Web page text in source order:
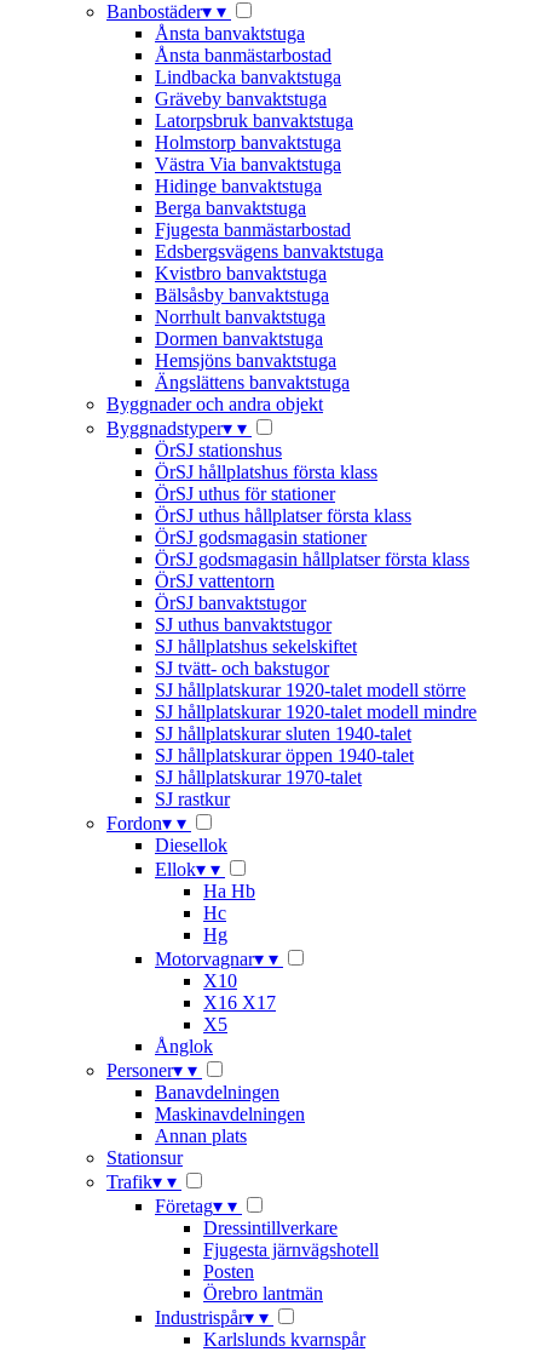
Banbostäder▾ ▾
Ånsta banvaktstuga
Ånsta banmästarbostad
Lindbacka banvaktstuga
Gräveby banvaktstuga
Latorpsbruk banvaktstuga
Holmstorp banvaktstuga
Västra Via banvaktstuga
Hidinge banvaktstuga
Berga banvaktstuga
Fjugesta banmästarbostad
Edsbergsvägens banvaktstuga
Kvistbro banvaktstuga
Bälsåsby banvaktstuga
Norrhult banvaktstuga
Dormen banvaktstuga
Hemsjöns banvaktstuga
Ängslättens banvaktstuga
Byggnader och andra objekt
Byggnadstyper▾ ▾
ÖrSJ stationshus
ÖrSJ hållplatshus första klass
ÖrSJ uthus för stationer
ÖrSJ uthus hållplatser första klass
ÖrSJ godsmagasin stationer
ÖrSJ godsmagasin hållplatser första klass
ÖrSJ vattentorn
ÖrSJ banvaktstugor
SJ uthus banvaktstugor
SJ hållplatshus sekelskiftet
SJ tvätt- och bakstugor
SJ hållplatskurar 1920-talet modell större
SJ hållplatskurar 1920-talet modell mindre
SJ hållplatskurar sluten 1940-talet
SJ hållplatskurar öppen 1940-talet
SJ hållplatskurar 1970-talet
SJ rastkur
Fordon▾ ▾
Diesellok
Ellok▾ ▾
Ha Hb
Hc
Hg
Motorvagnar▾ ▾
X10
X16 X17
X5
Ånglok
Personer▾ ▾
Banavdelningen
Maskinavdelningen
Annan plats
Stationsur
Trafik▾ ▾
Företag▾ ▾
Dressintillverkare
Fjugesta järnvägshotell
Posten
Örebro lantmän
Industrispår▾ ▾
Karlslunds kvarnspår